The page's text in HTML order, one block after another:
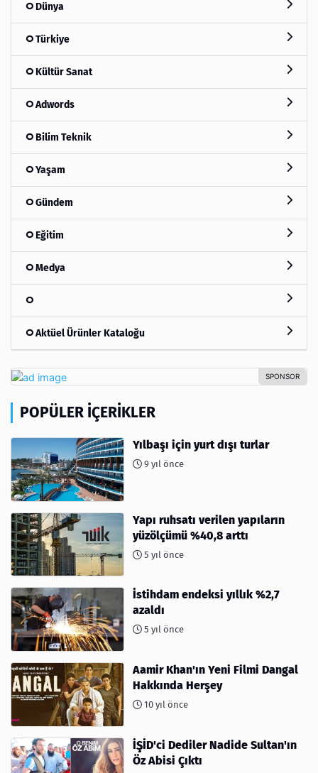
Dünya
Türkiye
Kültür Sanat
Adwords
Bilim Teknik
Yaşam
Gündem
Eğitim
Medya
Aktüel Ürünler Kataloğu
POPÜLER İÇERIKLER
Yılbaşı için yurt dışı turlar
9 yıl önce
Yapı ruhsatı verilen yapıların
yüzölçümü %40,8 arttı
5 yıl önce
İstihdam endeksi yıllık %2,7
azaldı
5 yıl önce
Aamir Khan'ın Yeni Filmi Dangal
Hakkında Herşey
10 yıl önce
İŞİD'ci Dediler Nadide Sultan'ın
Öz Abisi Çıktı